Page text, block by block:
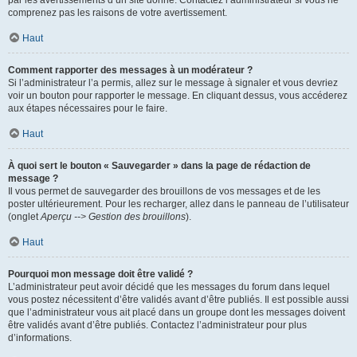
comprenez pas les raisons de votre avertissement.
Haut
Comment rapporter des messages à un modérateur ?
Si l’administrateur l’a permis, allez sur le message à signaler et vous devriez
voir un bouton pour rapporter le message. En cliquant dessus, vous accéderez
aux étapes nécessaires pour le faire.
Haut
À quoi sert le bouton « Sauvegarder » dans la page de rédaction de
message ?
Il vous permet de sauvegarder des brouillons de vos messages et de les
poster ultérieurement. Pour les recharger, allez dans le panneau de l’utilisateur
(ongletAperçu --> Gestion des brouillons).
Haut
Pourquoi mon message doit être validé ?
L’administrateur peut avoir décidé que les messages du forum dans lequel
vous postez nécessitent d’être validés avant d’être publiés. Il est possible aussi
que l’administrateur vous ait placé dans un groupe dont les messages doivent
être validés avant d’être publiés. Contactez l’administrateur pour plus
d’informations.